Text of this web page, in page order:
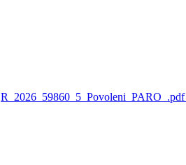
R_2026_59860_5_Povoleni_PARO_.pdf